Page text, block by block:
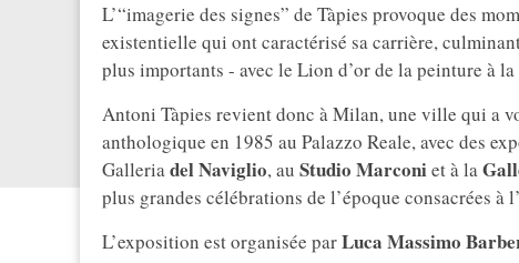
L’“imagerie des signes” de Tàpies provoque des
existentielle qui ont caractérisé sa carrière,
plus importants - avec le Lion d’or de la peinture à la
Antoni Tàpies revient donc à Milan, une ville qui a
anthologique en 1985 au Palazzo Reale, avec des
Galleriadel Naviglio, au Studio Marconiet à la
plus grandes célébrations de l’époque consacrées à
L’exposition est organisée parLuca Massimo